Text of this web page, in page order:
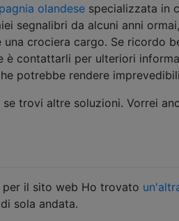
olandese specializzata in
segnalibri da alcuni anni
una crociera cargo. Se ricordo
è contattarli per ulteriori
potrebbe rendere
trovi altre soluzioni. Vorrei
per il sito web Ho trovato
sola andata.